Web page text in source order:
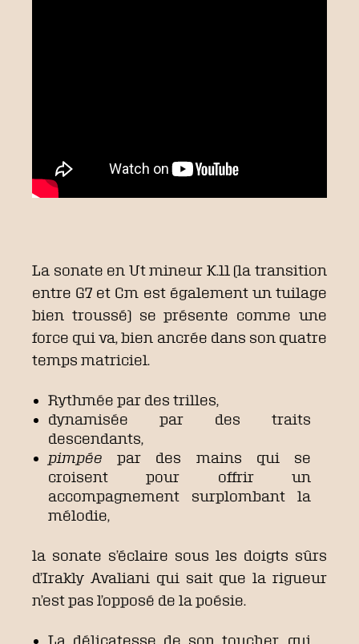
La sonate en Ut mineur K.11 (la transition
entre G7 et Cm est également un tuilage
bien troussé) se présente comme une
force qui va, bien ancrée dans son quatre
temps matriciel.
Rythmée par des trilles,
dynamisée par des traits
descendants,
pimpée par des mains qui se
croisent pour offrir un
accompagnement surplombant la
mélodie,
la sonate s’éclaire sous les doigts sûrs
d’Irakly Avaliani qui sait que la rigueur
n’est pas l’opposé de la poésie.
La délicatesse de son toucher, qui